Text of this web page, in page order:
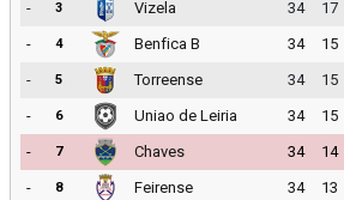
-
3 Vizela 34 17
-
4 Benfica B 34 15
-
5 Torreense 34 15
-
6 Uniao de Leiria 34 15
-
7 Chaves 34 14
-
8 Feirense 34 13